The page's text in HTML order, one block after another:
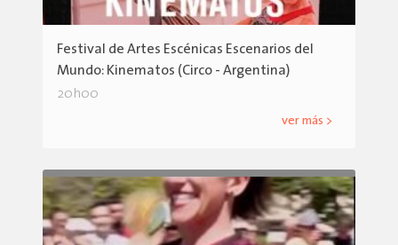
Festival de Artes Escénicas Escenarios del
Mundo: Kinematos (Circo - Argentina)
20h00
ver más >